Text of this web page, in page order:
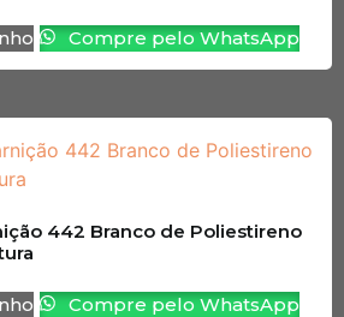
Compre pelo WhatsApp
442 Branco de Poliestireno
Compre pelo WhatsApp